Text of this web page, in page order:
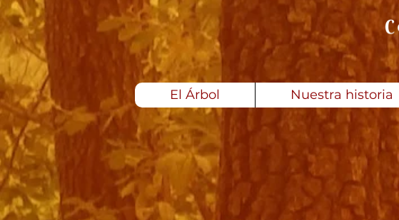
El Árbol Nuestra historia